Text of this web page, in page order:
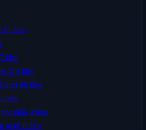
files
files
214 files
66 files
files
nhìn 4 files
nghệ 0 files